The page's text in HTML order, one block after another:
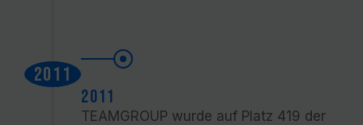
2011
2011
TEAMGROUP wurde auf Platz 419 der